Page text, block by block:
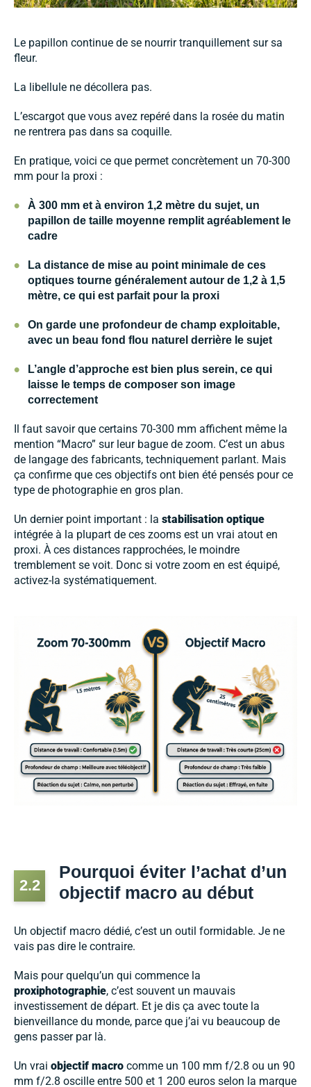
Le papillon continue de se nourrir tranquillement sur sa
fleur.
La libellule ne décollera pas.
L’escargot que vous avez repéré dans la rosée du matin
ne rentrera pas dans sa coquille.
En pratique, voici ce que permet concrètement un 70-300
mm pour la proxi :
•
À 300 mm et à environ 1,2 mètre du sujet, un
papillon de taille moyenne remplit agréablement le
cadre
•
La distance de mise au point minimale de ces
optiques tourne généralement autour de 1,2 à 1,5
mètre, ce qui est parfait pour la proxi
• On garde une profondeur de champ exploitable,
avec un beau fond flou naturel derrière le sujet
•
L’angle d’approche est bien plus serein, ce qui
laisse le temps de composer son image
correctement
Il faut savoir que certains 70-300 mm affichent même la
mention “Macro” sur leur bague de zoom. C’est un abus
de langage des fabricants, techniquement parlant. Mais
ça confirme que ces objectifs ont bien été pensés pour ce
type de photographie en gros plan.
Un dernier point important : la stabilisation optique
intégrée à la plupart de ces zooms est un vrai atout en
proxi. À ces distances rapprochées, le moindre
tremblement se voit. Donc si votre zoom en est équipé,
activez-la systématiquement.
2.2
Pourquoi éviter l’achat d’un
objectif macro au début
Un objectif macro dédié, c’est un outil formidable. Je ne
vais pas dire le contraire.
Mais pour quelqu’un qui commence la
proxiphotographie, c’est souvent un mauvais
investissement de départ. Et je dis ça avec toute la
bienveillance du monde, parce que j’ai vu beaucoup de
gens passer par là.
Un vrai objectif macro comme un 100 mm f/2.8 ou un 90
mm f/2.8 oscille entre 500 et 1 200 euros selon la marque